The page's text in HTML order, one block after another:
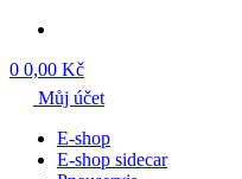
0 0,00 Kč
Můj účet
E-shop
E-shop sidecar